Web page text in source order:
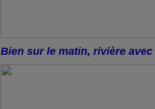
Bien sur le matin, rivière